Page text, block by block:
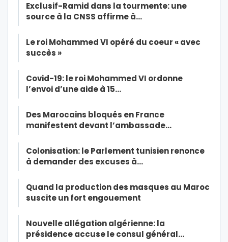
Exclusif-Ramid dans la tourmente: une
source à la CNSS affirme à…
Le roi Mohammed VI opéré du coeur « avec
succès »
Covid-19: le roi Mohammed VI ordonne
l’envoi d’une aide à 15…
Des Marocains bloqués en France
manifestent devant l’ambassade…
Colonisation: le Parlement tunisien renonce
à demander des excuses à…
Quand la production des masques au Maroc
suscite un fort engouement
Nouvelle allégation algérienne: la
présidence accuse le consul général…